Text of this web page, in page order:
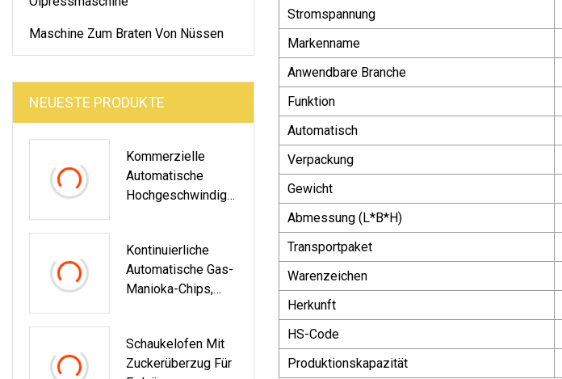
Maschine Zum Braten Von Nüssen
NEUESTE PRODUKTE
Kommerzielle
Automatische
Hochgeschwindigk
Produktionslinie,
Automatische
Verkrustungsmasc
Kontinuierliche
Automatische Gas-
Manioka-Chips,
Mit Ölfilter-
Kartoffelchips-
Schaukelofen Mit
Zuckerüberzug Für
Stromspannung
Markenname
Anwendbare Branche
Funktion
Automatisch
Verpackung
Gewicht
Abmessung (L*B*H)
Transportpaket
Warenzeichen
Herkunft
HS-Code
Produktionskapazität